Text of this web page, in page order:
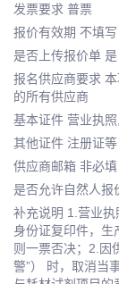
发票要求 普票
报价有效期 不填写
是否上传报价单 是
报名供应商要求
的所有供应商
基本证件 营业执
其他证件 注册证等
供应商邮箱 非必填
是否允许自然人报
补充说明 1.营业
身份证复印件，生
则一票否决；2.因
警”） 时，取消当